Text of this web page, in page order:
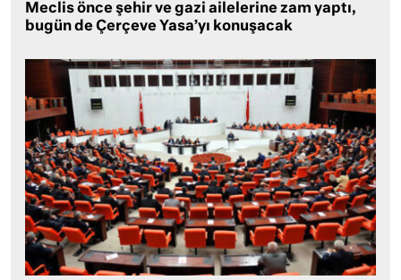
Meclis önce şehir ve gazi ailelerine zam yaptı,
bugün de Çerçeve Yasa’yı konuşacak